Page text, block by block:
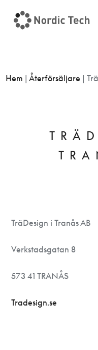
Hem |Återförsäljare |
TräDesign i Tranås AB
Verkstadsgatan 8
573 41 TRANÅS
Tradesign.se